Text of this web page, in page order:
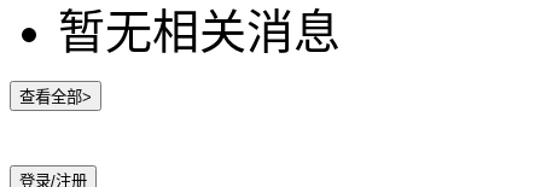
暂无相关消息
查看全部>
登录/注册